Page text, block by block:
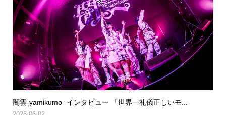
闇雲-yamikumo- インタビュー 「世界一礼儀正しいモ...